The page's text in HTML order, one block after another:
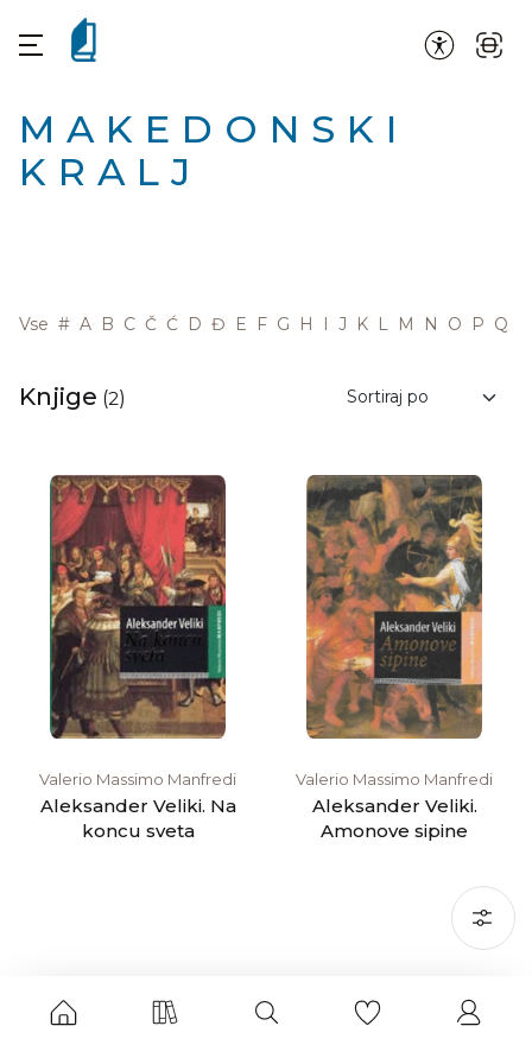
MAKEDONSKI
KRALJ
Vse # A B C Č Ć D Đ E F G H I J K L M N O P Q
Knjige (2)
Valerio Massimo Manfredi
Aleksander Veliki. Na
koncu sveta
Valerio Massimo Manfredi
Aleksander Veliki.
Amonove sipine